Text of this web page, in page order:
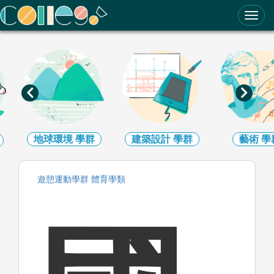
ColleGo! 大學選才與高中育才輔助系統
地球環境學群 建築設計學群 藝術 學
遊憩運動學群 體育學類